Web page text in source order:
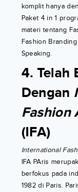
komplit hanya
Paket 4 in 1
materi tentang
Fashion
Speaking.
4. Telah
Dengan
Fashion
(IFA)
International
IFA PAris
berfokus pada
1982 di Paris.